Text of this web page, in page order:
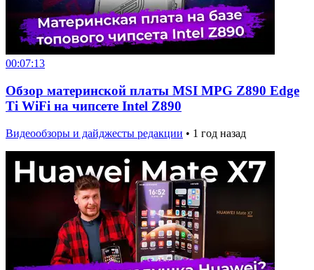
00:07:13
Обзор материнской платы MSI MPG Z890 Edge
Ti WiFi на чипсете Intel Z890
Видеообзоры и дайджесты редакции • 1 год назад